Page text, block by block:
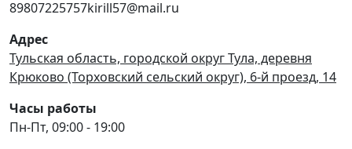
89807225757kirill57@mail.ru
Адрес
Тульская область, городской округ Тула, деревня
Крюково (Торховский сельский округ), 6-й проезд, 14
Часы работы
Пн-Пт, 09:00 - 19:00